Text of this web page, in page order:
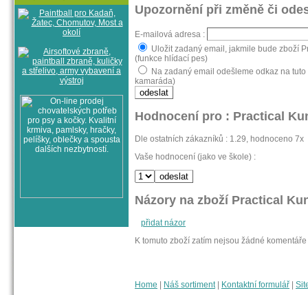
Upozornění při změně či
E-mailová adresa :
Uložit zadaný email, jakmile bude zboží
(funkce hlídací pes)
Na zadaný email odešleme odkaz na
kamaráda)
Hodnocení pro : Practical
Dle ostatních zákazníků : 1.29, hodnoceno 7x
Vaše hodnocení (jako ve škole) :
Názory na zboží Practical
přidat názor
K tomuto zboží zatím nejsou žádné komentáře
Home | Náš sortiment | Kontaktní formulář |